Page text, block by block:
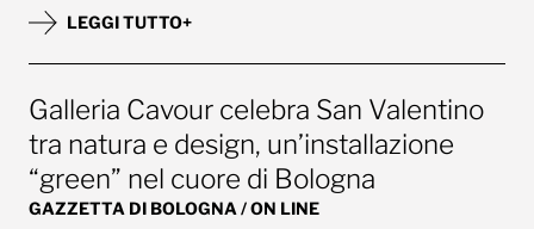
LEGGI TUTTO+
Galleria Cavour celebra San Valentino
tra natura e design, un’installazione
“green” nel cuore di Bologna
GAZZETTA DI BOLOGNA / ON LINE